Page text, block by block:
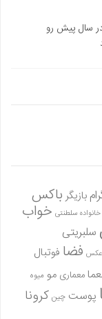
سال پیش رو
بازیگر باکس
خانواده سلطنتی خواب
سلبریتی
عکس فضا فوتبال
معماری مو میوه
پوست چین کرونا